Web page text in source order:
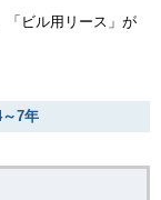
「ビル用リース」が
7年